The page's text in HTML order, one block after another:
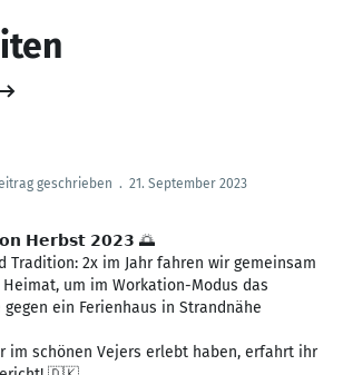
geschrieben . 21. September 2023
𝗛𝗲𝗿𝗯𝘀𝘁 𝟮𝟬𝟮𝟯 🌅
Tradition: 2x im Jahr fahren wir gemeinsam
um im Workation-Modus das
ein Ferienhaus in Strandnähe
im schönen Vejers erlebt haben, erfahrt ihr